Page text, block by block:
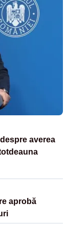
averea
aprobă